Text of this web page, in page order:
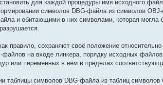
для каждой процедуры имя исходного
символов DBG-файла из символов
и обитающими в них символами, которая могла
правило, сохраняют своё положение
файлов на входе линкера, порядку исходных
или переменных в нём в пределах
таблицы символов DBG-файла из таблиц